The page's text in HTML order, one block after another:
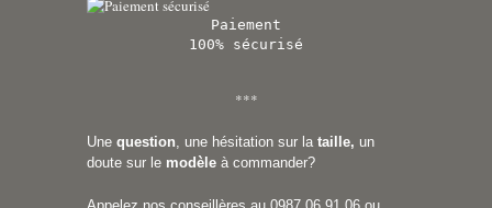
Paiement
100% sécurisé
***
Une question , une hésitation sur la taille, un
doute sur le modèle à commander?